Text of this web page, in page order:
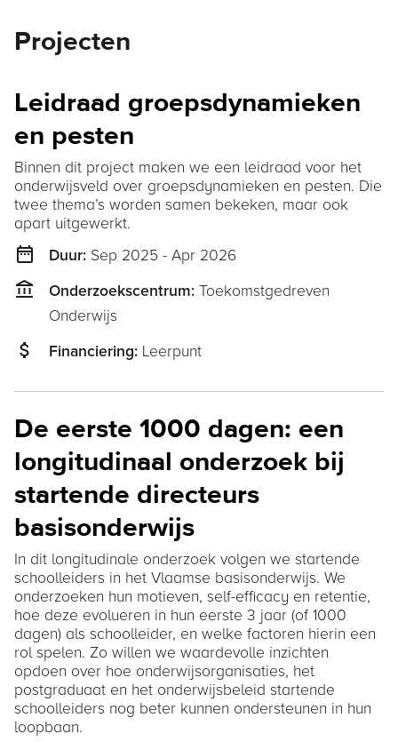
Projecten
Leidraad groepsdynamieken
en pesten
Binnen dit project maken we een leidraad voor het
onderwijsveld over groepsdynamieken en pesten. Die
twee thema’s worden samen bekeken, maar ook
apart uitgewerkt.
date_range Duur: Sep 2025 - Apr 2026
account_balance Onderzoekscentrum: Toekomstgedreven
Onderwijs
attach_money Financiering: Leerpunt
De eerste 1000 dagen: een
longitudinaal onderzoek bij
startende directeurs
basisonderwijs
In dit longitudinale onderzoek volgen we startende
schoolleiders in het Vlaamse basisonderwijs. We
onderzoeken hun motieven, self-efficacy en retentie,
hoe deze evolueren in hun eerste 3 jaar (of 1000
dagen) als schoolleider, en welke factoren hierin een
rol spelen. Zo willen we waardevolle inzichten
opdoen over hoe onderwijsorganisaties, het
postgraduaat en het onderwijsbeleid startende
schoolleiders nog beter kunnen ondersteunen in hun
loopbaan.